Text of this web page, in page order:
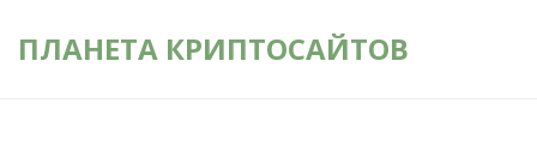
ПЛАНЕТА КРИПТОСАЙТОВ